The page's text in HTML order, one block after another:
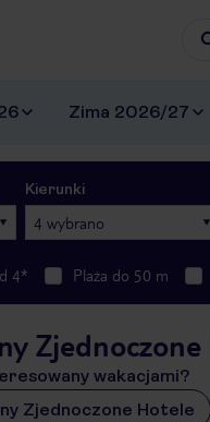
Zima 2026/27
Kierunki
4 wybrano
4* Plaża do 50 m
wakacjami?
Zjednoczone Hotele